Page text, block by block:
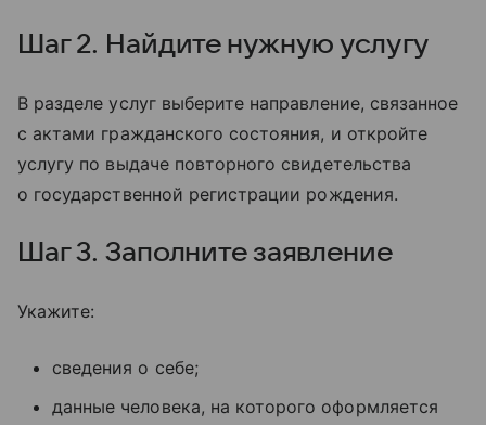
Шаг 2. Найдите нужную услугу
В разделе услуг выберите направление, связанное
с актами гражданского состояния, и откройте
услугу по выдаче повторного свидетельства
о государственной регистрации рождения.
Шаг 3. Заполните заявление
Укажите:
сведения о себе;
данные человека, на которого оформляется